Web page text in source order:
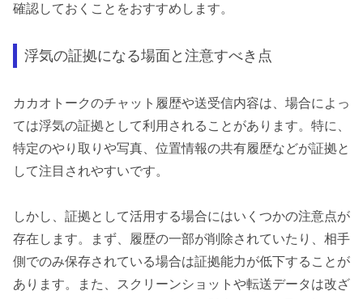
確認しておくことをおすすめします。
浮気の証拠になる場面と注意すべき点
カカオトークのチャット履歴や送受信内容は、場合によっ
ては浮気の証拠として利用されることがあります。特に、
特定のやり取りや写真、位置情報の共有履歴などが証拠と
して注目されやすいです。
しかし、証拠として活用する場合にはいくつかの注意点が
存在します。まず、履歴の一部が削除されていたり、相手
側でのみ保存されている場合は証拠能力が低下することが
あります。また、スクリーンショットや転送データは改ざ